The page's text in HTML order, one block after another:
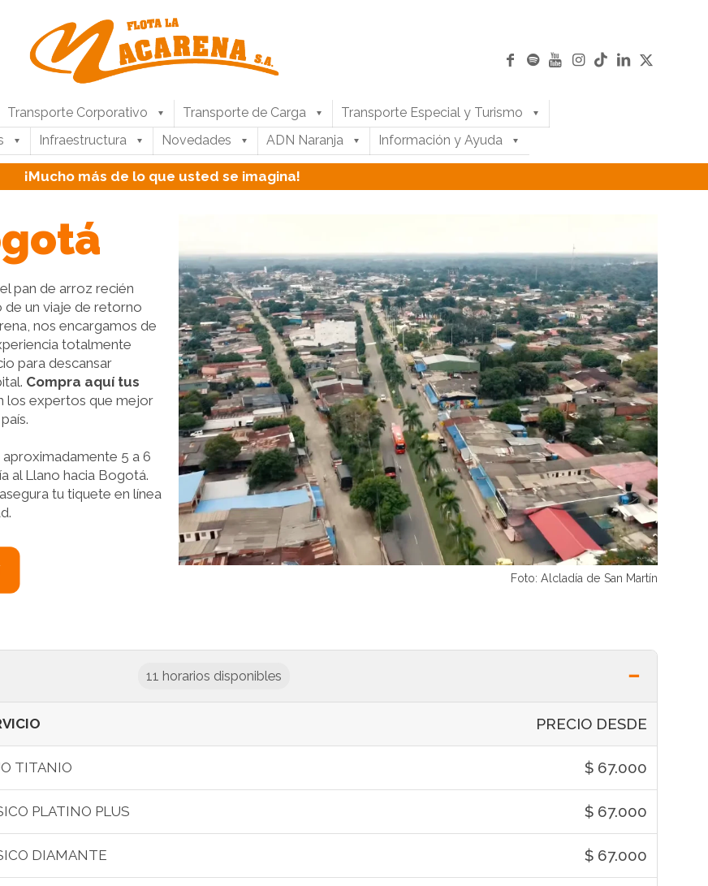
Transporte Corporativo Transporte de Carga
Transporte Especial y Turismo
Infraestructura Novedades ADN Naranja Información y Ayuda
¡Mucho más de lo que usted se imagina!
pan de arroz recién
de un viaje de retorno
nos encargamos de
totalmente
para descansar
Compra aquí tus
los expertos que mejor
5 a 6
al Llano hacia Bogotá.
tu tiquete en línea
Foto: Alcladía de San Martín
11 horarios disponibles
PRECIO DESDE
TITANIO $ 67.000
PLATINO PLUS $ 67.000
DIAMANTE $ 67.000